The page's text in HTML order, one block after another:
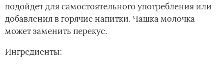
подойдет для самостоятельного употребления или
добавления в горячие напитки. Чашка молочка
может заменить перекус.
Ингредиенты: